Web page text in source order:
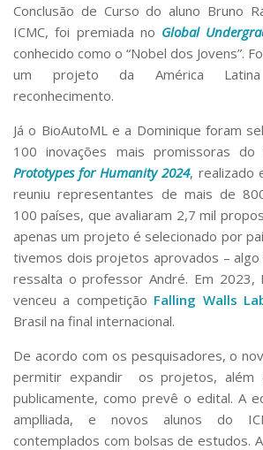
Conclusão de Curso do aluno Bruno
ICMC, foi premiada no Global
conhecido como o “Nobel dos Jovens”.
um projeto da América
reconhecimento.
Já o BioAutoML e a Dominique foram
100 inovações mais promissoras
Prototypes for Humanity 2024, realizado
reuniu representantes de mais de
100 países, que avaliaram 2,7 mil
apenas um projeto é selecionado por
tivemos dois projetos aprovados – algo
ressalta o professor André. Em 2023,
venceu a competição Falling Walls
Brasil na final internacional.
De acordo com os pesquisadores, o
permitir expandir os projetos, além
publicamente, como prevê o edital. A
amplliada, e novos alunos do
contemplados com bolsas de estudos.